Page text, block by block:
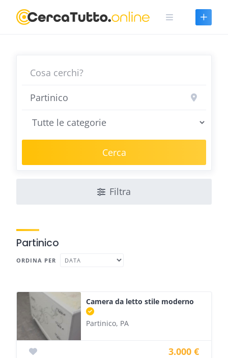
Cerca
Filtra
Partinico
ORDINA PER
Camera da letto stile moderno
Partinico, PA
3.000 €